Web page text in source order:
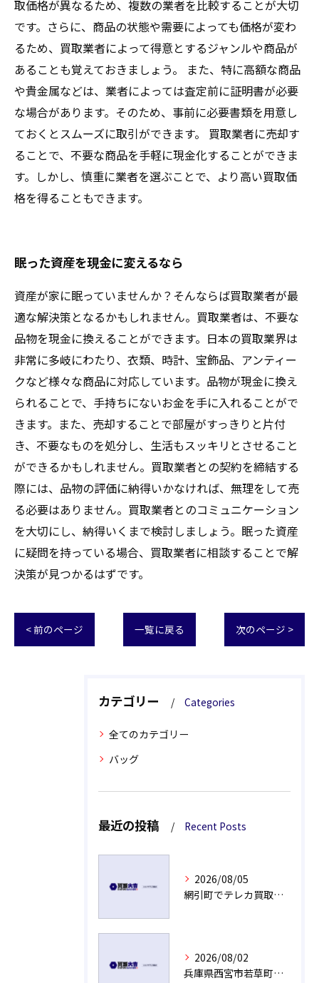
取価格が異なるため、複数の業者を比較することが大切
です。さらに、商品の状態や需要によっても価格が変わ
るため、買取業者によって得意とするジャンルや商品が
あることも覚えておきましょう。 また、特に高額な商品
や貴金属などは、業者によっては査定前に証明書が必要
な場合があります。そのため、事前に必要書類を用意し
ておくとスムーズに取引ができます。 買取業者に売却す
ることで、不要な商品を手軽に現金化することができま
す。しかし、慎重に業者を選ぶことで、より高い買取価
格を得ることもできます。
眠った資産を現金に変えるなら
資産が家に眠っていませんか？そんならば買取業者が最
適な解決策となるかもしれません。買取業者は、不要な
品物を現金に換えることができます。日本の買取業界は
非常に多岐にわたり、衣類、時計、宝飾品、アンティー
クなど様々な商品に対応しています。品物が現金に換え
られることで、手持ちにないお金を手に入れることがで
きます。また、売却することで部屋がすっきりと片付
き、不要なものを処分し、生活もスッキリとさせること
ができるかもしれません。買取業者との契約を締結する
際には、品物の評価に納得いかなければ、無理をして売
る必要はありません。買取業者とのコミュニケーション
を大切にし、納得いくまで検討しましょう。眠った資産
に疑問を持っている場合、買取業者に相談することで解
決策が見つかるはずです。
< 前のページ 一覧に戻る 次のページ >
カテゴリー Categories
全てのカテゴリー
バッグ
最近の投稿 Recent Posts
2026/08/05
網引町でテレカ買取現金支払いの秘密
2026/08/02
兵庫県西宮市若草町で長年使っていないエルメス ボリード売却のポイント